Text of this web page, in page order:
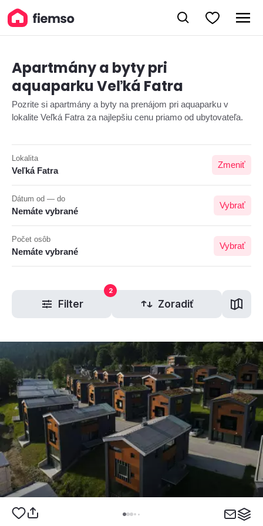
Apartmány a byty pri
aquaparku Veľká Fatra
Pozrite si apartmány a byty na prenájom pri aquaparku v
lokalite Veľká Fatra za najlepšiu cenu priamo od ubytovateľa.
Lokalita
Veľká Fatra
Zmeniť
Dátum od — do
Nemáte vybrané
Vybrať
Počet osôb
Nemáte vybrané
Vybrať
Filter
2
Zoradiť